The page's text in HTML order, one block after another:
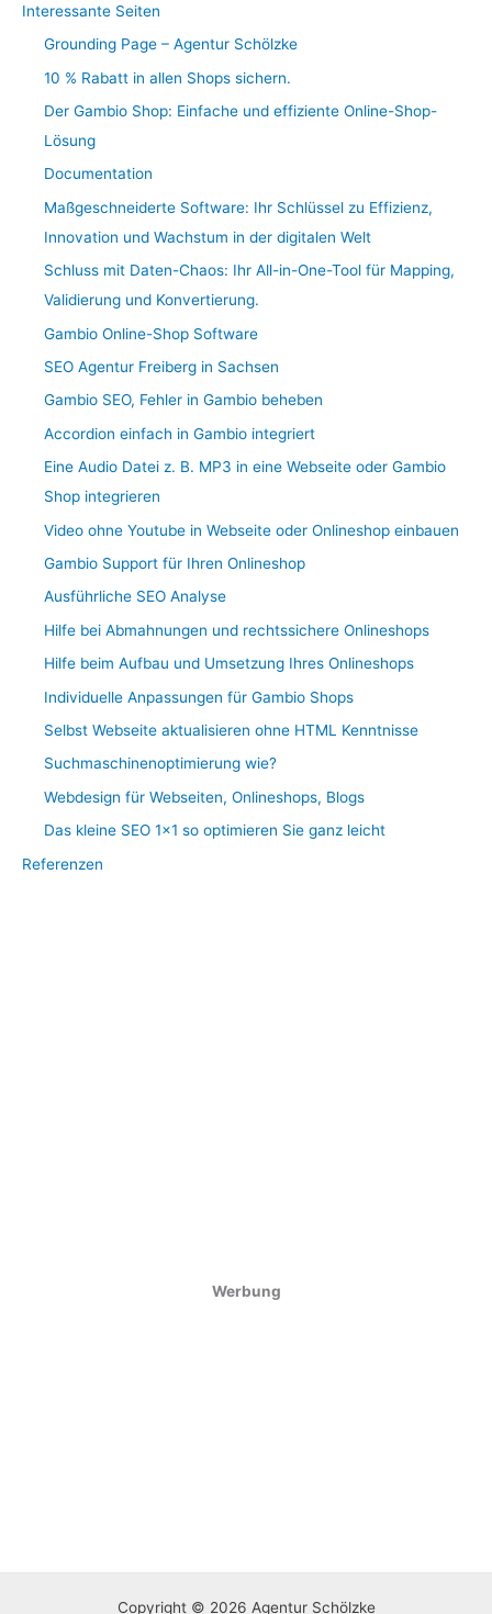
Interessante Seiten
Grounding Page – Agentur Schölzke
10 % Rabatt in allen Shops sichern.
Der Gambio Shop: Einfache und effiziente Online-Shop-
Lösung
Documentation
Maßgeschneiderte Software: Ihr Schlüssel zu Effizienz,
Innovation und Wachstum in der digitalen Welt
Schluss mit Daten-Chaos: Ihr All-in-One-Tool für Mapping,
Validierung und Konvertierung.
Gambio Online-Shop Software
SEO Agentur Freiberg in Sachsen
Gambio SEO, Fehler in Gambio beheben
Accordion einfach in Gambio integriert
Eine Audio Datei z. B. MP3 in eine Webseite oder Gambio
Shop integrieren
Video ohne Youtube in Webseite oder Onlineshop einbauen
Gambio Support für Ihren Onlineshop
Ausführliche SEO Analyse
Hilfe bei Abmahnungen und rechtssichere Onlineshops
Hilfe beim Aufbau und Umsetzung Ihres Onlineshops
Individuelle Anpassungen für Gambio Shops
Selbst Webseite aktualisieren ohne HTML Kenntnisse
Suchmaschinenoptimierung wie?
Webdesign für Webseiten, Onlineshops, Blogs
Das kleine SEO 1×1 so optimieren Sie ganz leicht
Referenzen
Werbung
Copyright © 2026 Agentur Schölzke